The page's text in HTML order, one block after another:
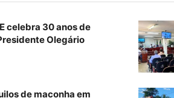
celebra 30 anos de
Olegário
de maconha em